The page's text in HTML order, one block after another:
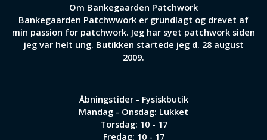
Om Bankegaarden Patchwork
Bankegaarden Patchwwork er grundlagt og drevet af
min passion for patchwork. Jeg har syet patchwork siden
jeg var helt ung. Butikken startede jeg d. 28 august
2009.
Åbningstider - Fysiskbutik
Mandag - Onsdag: Lukket
Torsdag: 10 - 17
Fredag: 10 - 17